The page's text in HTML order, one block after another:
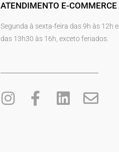
ATENDIMENTO E-COMMERCE
Segunda à sexta-feira das 9h às 12h e
das 13h30 às 16h, exceto feriados.